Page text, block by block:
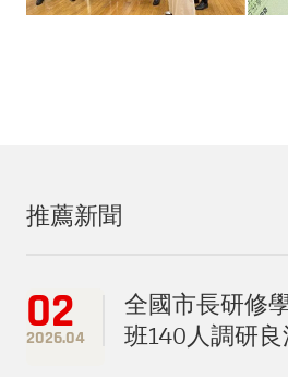
推薦新聞
02
2026.04
全國市長研修
班140人調研